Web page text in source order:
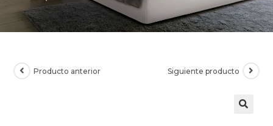
Producto anterior Siguiente producto